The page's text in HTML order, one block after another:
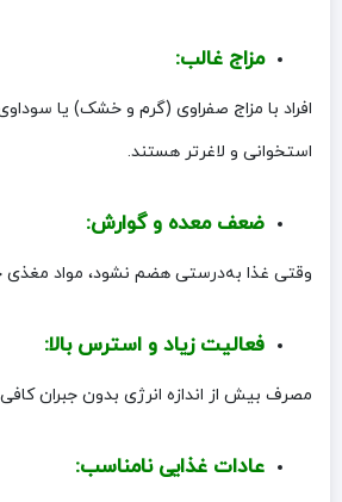
مزاج غالب:
افراد با مزاج صفراوی (گرم و خشک) یا
استخوانی و لاغرتر هستند.
ضعف معده و گوارش:
وقتی غذا به‌درستی هضم نشود، مواد
فعالیت زیاد و استرس بالا:
مصرف بیش از اندازه انرژی بدون جبران
عادات غذایی نامناسب: